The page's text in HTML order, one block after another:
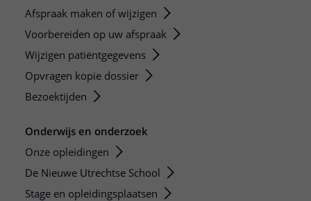
Afspraak maken of wijzigen
Voorbereiden op uw afspraak
Wijzigen patiëntgegevens
Opvragen kopie dossier
Bezoektijden
Onderwijs en onderzoek
Onze opleidingen
De Nieuwe Utrechtse School
Stage en opleidingsplaatsen